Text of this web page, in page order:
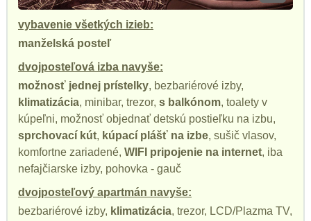
vybavenie všetkých izieb:
manželská posteľ
dvojposteľová izba navyše:
možnosť jednej prístelky, bezbariérové izby,
klimatizácia, minibar, trezor, s balkónom, toalety v
kúpeľni, možnosť objednať detskú postieľku na izbu,
sprchovací kút, kúpací plášť na izbe, sušič vlasov,
komfortne zariadené, WIFI pripojenie na internet, iba
nefajčiarske izby, pohovka - gauč
dvojposteľový apartmán navyše:
bezbariérové izby, klimatizácia, trezor, LCD/Plazma TV,